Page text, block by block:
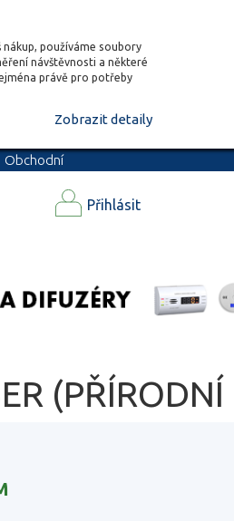
používáme soubory
návštěvnosti a některé
právě pro potřeby
Zobrazit detaily
Obchodní
Přihlásit
(PŘÍRODNÍ